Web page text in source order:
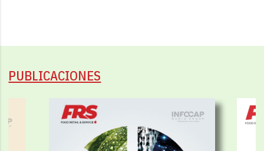
PUBLICACIONES